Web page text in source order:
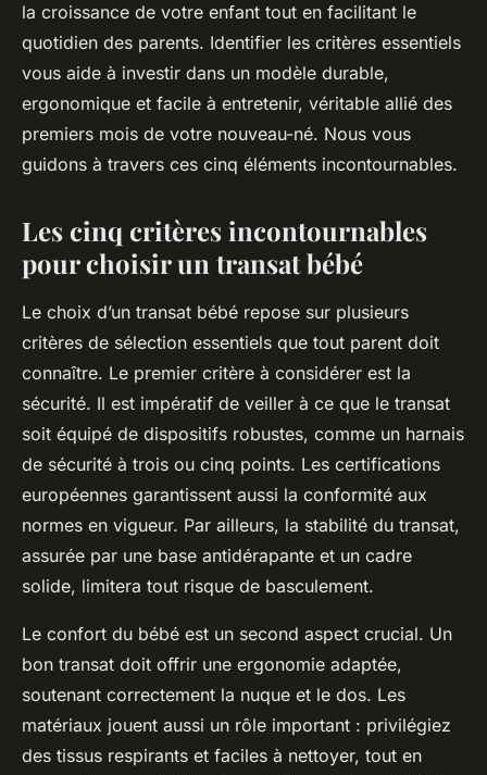
la croissance de votre enfant tout en facilitant le
quotidien des parents. Identifier les critères essentiels
vous aide à investir dans un modèle durable,
ergonomique et facile à entretenir, véritable allié des
premiers mois de votre nouveau-né. Nous vous
guidons à travers ces cinq éléments incontournables.
Les cinq critères incontournables
pour choisir un transat bébé
Le choix d’un transat bébé repose sur plusieurs
critères de sélection essentiels que tout parent doit
connaître. Le premier critère à considérer est la
sécurité. Il est impératif de veiller à ce que le transat
soit équipé de dispositifs robustes, comme un harnais
de sécurité à trois ou cinq points. Les certifications
européennes garantissent aussi la conformité aux
normes en vigueur. Par ailleurs, la stabilité du transat,
assurée par une base antidérapante et un cadre
solide, limitera tout risque de basculement.
Le confort du bébé est un second aspect crucial. Un
bon transat doit offrir une ergonomie adaptée,
soutenant correctement la nuque et le dos. Les
matériaux jouent aussi un rôle important : privilégiez
des tissus respirants et faciles à nettoyer, tout en